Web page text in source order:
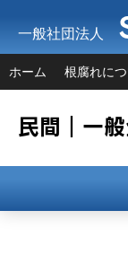
一般社団法人
ホーム 根腐れに
民間｜一